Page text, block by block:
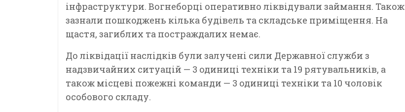
інфраструктури. Вогнеборці оперативно ліквідували займання. Також
зазнали пошкоджень кілька будівель та складське приміщення. На
щастя, загиблих та постраждалих немає.
До ліквідації наслідків були залучені сили Державної служби з
надзвичайних ситуацій — 3 одиниці техніки та 19 рятувальників, а
також місцеві пожежні команди — 3 одиниці техніки та 10 чоловік
особового складу.